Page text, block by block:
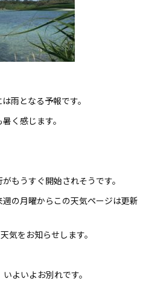
雨となる予報です。
く感じます。
もうすぐ開始されそうです。
の月曜からこの天気ページは更新
気をお知らせします。
よいよお別れです。